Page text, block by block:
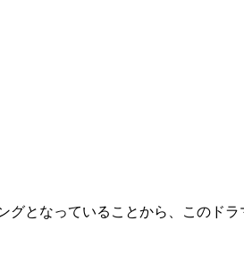
となっていることから、このド